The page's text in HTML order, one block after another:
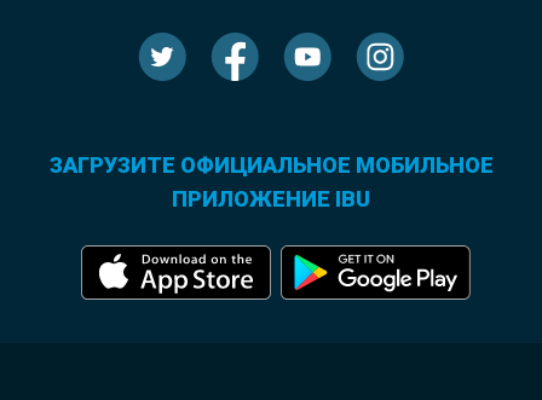
ЗАГРУЗИТЕ ОФИЦИАЛЬНОЕ МОБИЛЬНОЕ
ПРИЛОЖЕНИЕ IBU